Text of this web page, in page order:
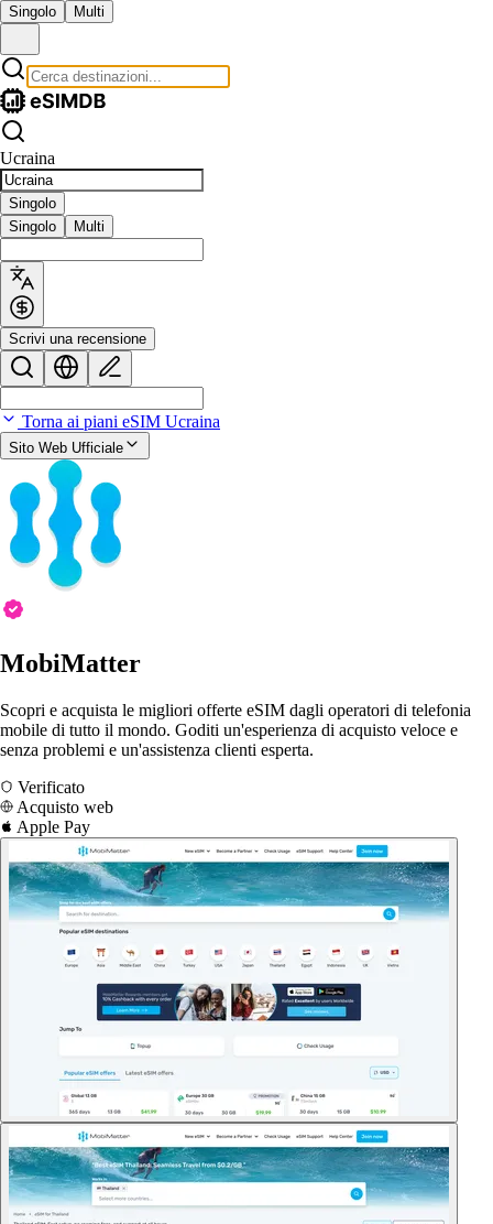
Singolo Multi
Ucraina
Singolo
Singolo
Multi
Scrivi una recensione
Torna ai piani eSIM Ucraina
Sito Web Ufficiale
MobiMatter
Scopri e acquista le migliori offerte eSIM dagli operatori di telefonia
mobile di tutto il mondo. Goditi un'esperienza di acquisto veloce e
senza problemi e un'assistenza clienti esperta.
Verificato
Acquisto web
Apple Pay